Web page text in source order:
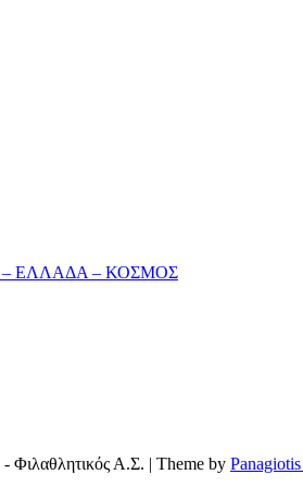
– ΕΛΛΑΔΑ – ΚΟΣΜΟΣ
Φιλαθλητικός Α.Σ. | Theme by